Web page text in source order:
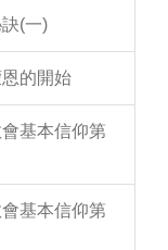
(一)
的開始
基本信仰第
基本信仰第